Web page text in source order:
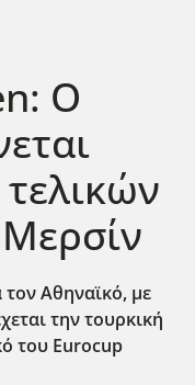
Ο
Αθηναϊκό, με
την τουρκική
του Eurocup